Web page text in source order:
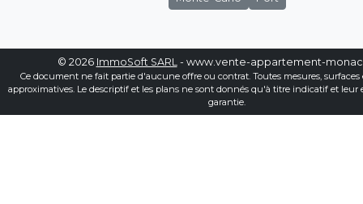
© 2026 ImmoSoft SARL- www.vente-appartement-
Ce document ne fait partie d'aucune offre ou contrat. Toutes mesures, surfaces
approximatives. Le descriptif et les plans ne sont donnés qu'à titre indicatif et leur
garantie.